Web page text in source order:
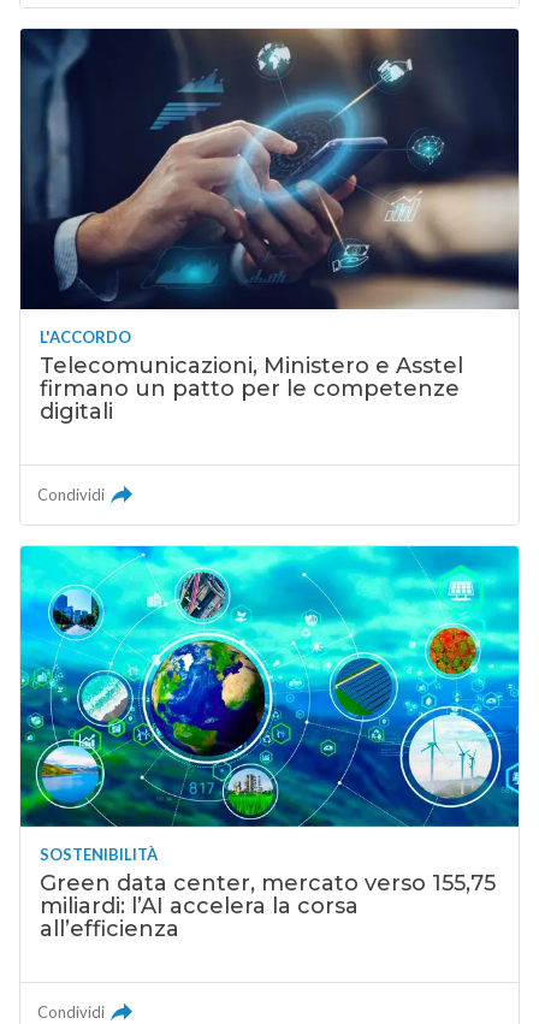
L'ACCORDO
Telecomunicazioni, Ministero e Asstel
firmano un patto per le competenze
digitali
Condividi
SOSTENIBILITÀ
Green data center, mercato verso 155,75
miliardi: l’AI accelera la corsa
all’efficienza
Condividi